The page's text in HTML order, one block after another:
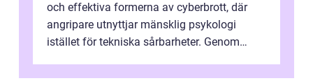
och effektiva formerna av cyberbrott, där
angripare utnyttjar mänsklig psykologi
istället för tekniska sårbarheter. Genom